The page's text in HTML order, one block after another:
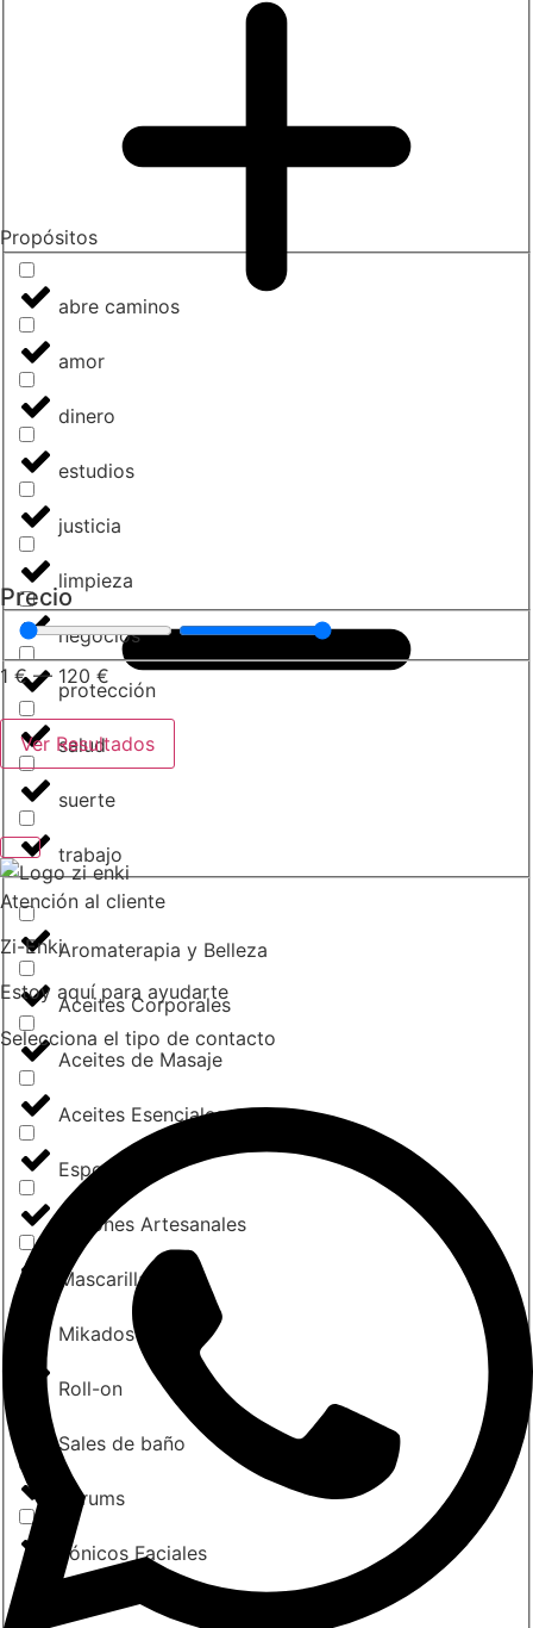
Aromaterapia y Belleza
Aceites Corporales
Aceites de Masaje
Aceites Esenciales
Esponjas
Jabones Artesanales
Mascarillas
Mikados
Roll-on
Sales de baño
Sérums
Tónicos Faciales
Propósitos
abre caminos
amor
dinero
estudios
justicia
limpieza
negocios
protección
salud
suerte
trabajo
Precio
1 €— 120 €
Ver Resultados
Atención al cliente
Zi-Enki
Estoy aquí para ayudarte
Selecciona el tipo de contacto